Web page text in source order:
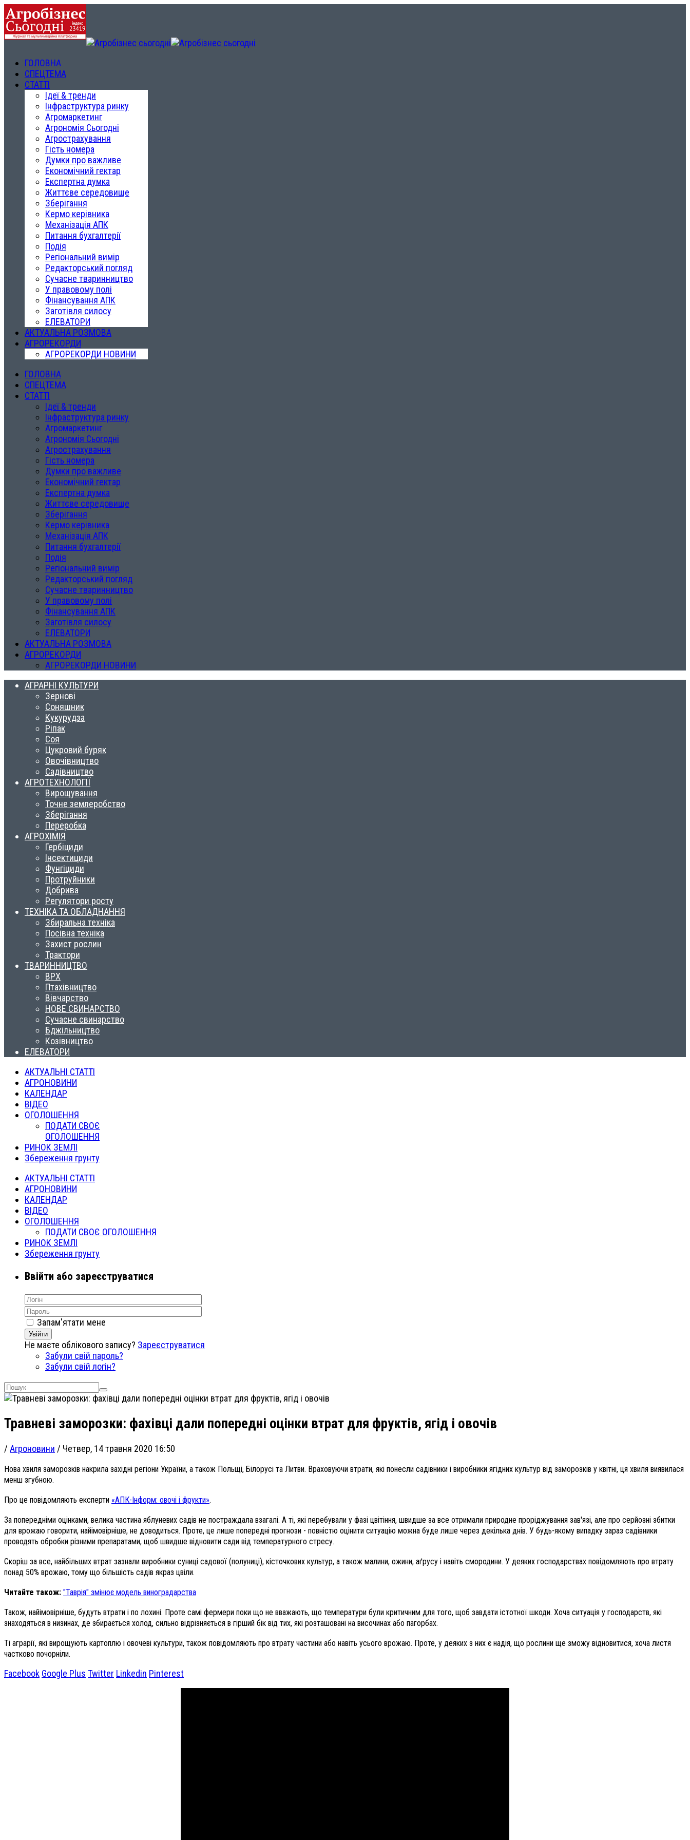
ГОЛОВНА
СПЕЦТЕМА
СТАТТІ
Ідеї & тренди
Інфраструктура ринку
Агромаркетинг
Агрономія Сьогодні
Агрострахування
Гість номера
Думки про важливе
Економічний гектар
Експертна думка
Життєве середовище
Зберігання
Кермо керівника
Механізація АПК
Питання бухгалтерії
Подія
Регіональний вимір
Редакторський погляд
Сучасне тваринництво
У правовому полі
Фінансування АПК
Заготівля силосу
ЕЛЕВАТОРИ
АКТУАЛЬНА РОЗМОВА
АГРОРЕКОРДИ
АГРОРЕКОРДИ НОВИНИ
ГОЛОВНА
СПЕЦТЕМА
СТАТТІ
Ідеї & тренди
Інфраструктура ринку
Агромаркетинг
Агрономія Сьогодні
Агрострахування
Гість номера
Думки про важливе
Економічний гектар
Експертна думка
Життєве середовище
Зберігання
Кермо керівника
Механізація АПК
Питання бухгалтерії
Подія
Регіональний вимір
Редакторський погляд
Сучасне тваринництво
У правовому полі
Фінансування АПК
Заготівля силосу
ЕЛЕВАТОРИ
АКТУАЛЬНА РОЗМОВА
АГРОРЕКОРДИ
АГРОРЕКОРДИ НОВИНИ
АГРАРНІ КУЛЬТУРИ
Зернові
Соняшник
Кукурудза
Ріпак
Соя
Цукровий буряк
Овочівництво
Садівництво
АГРОТЕХНОЛОГІЇ
Вирощування
Точне землеробство
Зберігання
Переробка
АГРОХІМІЯ
Гербіциди
Інсектициди
Фунгіциди
Протруйники
Добрива
Регулятори росту
ТЕХНІКА ТА ОБЛАДНАННЯ
Збиральна техніка
Посівна техніка
Захист рослин
Трактори
ТВАРИННИЦТВО
ВРХ
Птахівництво
Вівчарство
НОВЕ СВИНАРСТВО
Сучасне свинарство
Бджільництво
Козівництво
ЕЛЕВАТОРИ
АКТУАЛЬНІ СТАТТІ
АГРОНОВИНИ
КАЛЕНДАР
ВІДЕО
ОГОЛОШЕННЯ
ПОДАТИ СВОЄ
ОГОЛОШЕННЯ
РИНОК ЗЕМЛІ
Збереження грунту
АКТУАЛЬНІ СТАТТІ
АГРОНОВИНИ
КАЛЕНДАР
ВІДЕО
ОГОЛОШЕННЯ
ПОДАТИ СВОЄ ОГОЛОШЕННЯ
РИНОК ЗЕМЛІ
Збереження грунту
Ввійти або зареєструватися
Запам'ятати мене
Увійти
Не маєте облікового запису? Зареєструватися
Забули свій пароль?
Забули свій логін?
Травневі заморозки: фахівці дали попередні оцінки втрат для фруктів, ягід і овочів
/ Агроновини / Четвер, 14 травня 2020 16:50
Нова хвиля заморозків накрила західні регіони України, а також Польщі, Білорусі та Литви. Враховуючи втрати, які понесли садівники і виробники ягідних культур від заморозків у квітні, ця хвиля виявилася
менш згубною.
Про це повідомляють експерти «АПК-Інформ: овочі і фрукти».
За попередніми оцінками, велика частина яблуневих садів не постраждала взагалі. А ті, які перебували у фазі цвітіння, швидше за все отримали природне проріджування зав'язі, але про серйозні збитки
для врожаю говорити, найімовірніше, не доводиться. Проте, це лише попередні прогнози - повністю оцінити ситуацію можна буде лише через декілька днів. У будь-якому випадку зараз садівники
проводять обробки різними препаратами, щоб швидше відновити сади від температурного стресу.
Скоріш за все, найбільших втрат зазнали виробники суниці садової (полуниці), кісточкових культур, а також малини, ожини, аґрусу і навіть смородини. У деяких господарствах повідомляють про втрату
понад 50% врожаю, тому що більшість садів якраз цвіли.
Читайте також: "Таврія" змінює модель виноградарства
Також, найімовірніше, будуть втрати і по лохині. Проте самі фермери поки що не вважають, що температури були критичним для того, щоб завдати істотної шкоди. Хоча ситуація у господарств, які
знаходяться в низинах, де збирається холод, сильно відрізняється в гірший бік від тих, які розташовані на височинах або пагорбах.
Ті аграрії, які вирощують картоплю і овочеві культури, також повідомляють про втрату частини або навіть усього врожаю. Проте, у деяких з них є надія, що рослини ще зможу відновитися, хоча листя
частково почорніли.
Facebook Google Plus Twitter Linkedin Pinterest